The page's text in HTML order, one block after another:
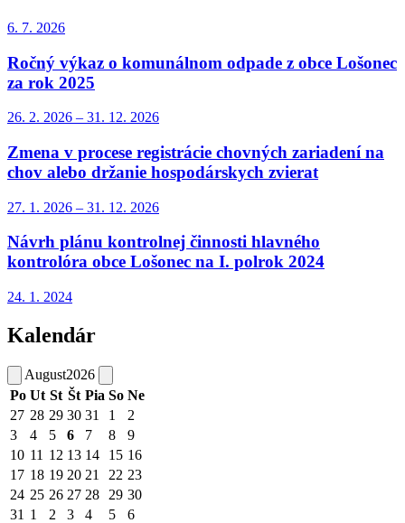
6. 7. 2026
Ročný výkaz o komunálnom odpade z obce Lošonec
za rok 2025
26. 2. 2026 – 31. 12. 2026
Zmena v procese registrácie chovných zariadení na
chov alebo držanie hospodárskych zvierat
27. 1. 2026 – 31. 12. 2026
Návrh plánu kontrolnej činnosti hlavného
kontrolóra obce Lošonec na I. polrok 2024
24. 1. 2024
Kalendár
August2026
Po Ut St Št Pia So Ne
27 28 29 30 31 1
2
3
4 5 6 7 8
9
10 11 12 13 14 15 16
17 18 19 20 21 22 23
24 25 26 27 28 29 30
31 1 2 3 4 5 6